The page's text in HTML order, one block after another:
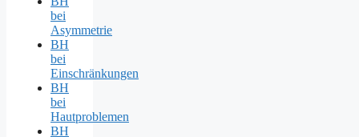
bei
Asymmetrie
BH
bei
Einschränkungen
BH
bei
Hautproblemen
BH